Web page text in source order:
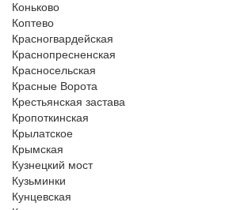
Коньково
Коптево
Красногвардейская
Краснопресненская
Красносельская
Красные Ворота
Крестьянская застава
Кропоткинская
Крылатское
Крымская
Кузнецкий мост
Кузьминки
Кунцевская